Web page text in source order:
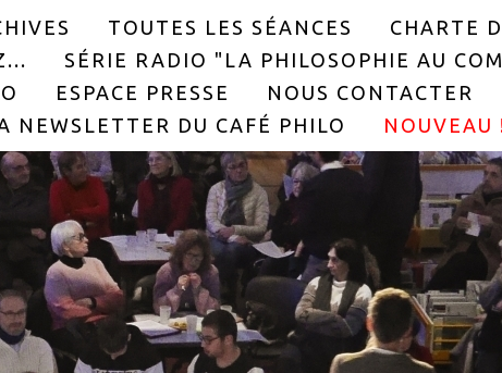
TOUTES LES SÉANCES
CHARTE
SÉRIE RADIO "LA PHILOSOPHIE AU
ESPACE PRESSE
NOUS CONTACTER
NEWSLETTER DU CAFÉ PHILO
NOUVEAU